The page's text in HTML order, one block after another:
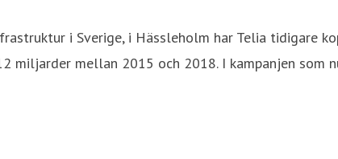
i Sverige, i Hässleholm har Telia tidigare
miljarder mellan 2015 och 2018. I kampanjen